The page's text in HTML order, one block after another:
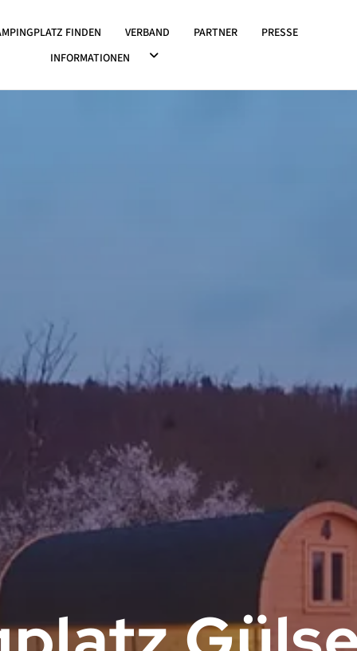
ÖFFNENFINDEN VERBAND PARTNER
PRESSE
INFORMATIONEN
DROPDOWN ÖFFNEN